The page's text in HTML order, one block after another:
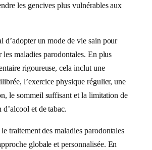
les gencives plus vulnérables aux
d’adopter un mode de vie sain pour
les maladies parodontales. En plus
rigoureuse, cela inclut une
l’exercice physique régulier, une
le sommeil suffisant et la limitation de
et de tabac.
traitement des maladies parodontales
globale et personnalisée. En